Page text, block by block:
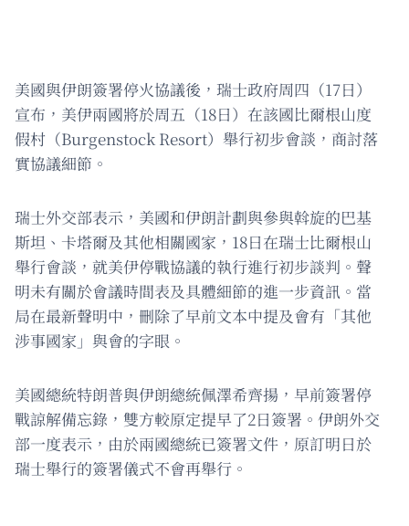
美國與伊朗簽署停火協議後，瑞士政府周四（17日）
宣布，美伊兩國將於周五（18日）在該國比爾根山度
假村（Burgenstock Resort）舉行初步會談，商討落
實協議細節。
瑞士外交部表示，美國和伊朗計劃與參與斡旋的巴基
斯坦、卡塔爾及其他相關國家，18日在瑞士比爾根山
舉行會談，就美伊停戰協議的執行進行初步談判。聲
明未有關於會議時間表及具體細節的進一步資訊。當
局在最新聲明中，刪除了早前文本中提及會有「其他
涉事國家」與會的字眼。
美國總統特朗普與伊朗總統佩澤希齊揚，早前簽署停
戰諒解備忘錄，雙方較原定提早了2日簽署。伊朗外交
部一度表示，由於兩國總統已簽署文件，原訂明日於
瑞士舉行的簽署儀式不會再舉行。